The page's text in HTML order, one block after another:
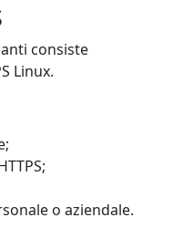
consiste
Linux.
o aziendale.